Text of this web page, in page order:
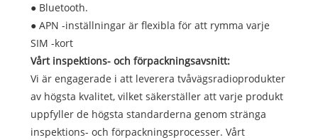
● Bluetooth.
● APN -inställningar är flexibla för att rymma varje
SIM -kort
Vårt inspektions- och förpackningsavsnitt:
Vi är engagerade i att leverera tvåvägsradioprodukter
av högsta kvalitet, vilket säkerställer att varje produkt
uppfyller de högsta standarderna genom stränga
inspektions- och förpackningsprocesser. Vårt